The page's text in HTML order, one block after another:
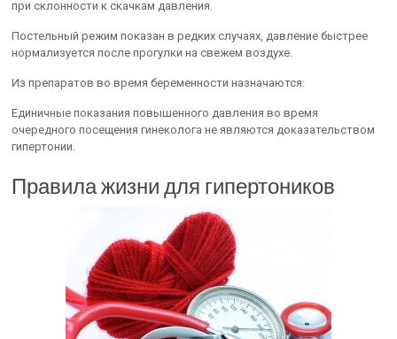
при склонности к скачкам давления.
Постельный режим показан в редких случаях, давление быстрее
нормализуется после прогулки на свежем воздухе.
Из препаратов во время беременности назначаются:
Единичные показания повышенного давления во время
очередного посещения гинеколога не являются доказательством
гипертонии.
Правила жизни для гипертоников